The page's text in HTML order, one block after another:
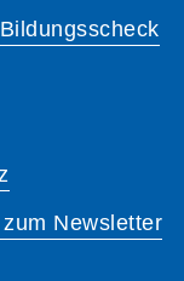
Newsletter